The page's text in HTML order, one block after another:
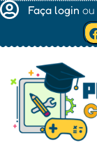
Faça login ou